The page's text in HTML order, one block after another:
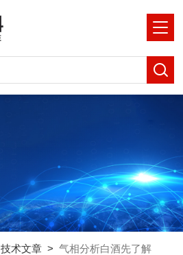
技术文章> 气相分析白酒先了解